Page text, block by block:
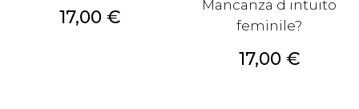
Prezzo
17,00 €
Mancanza d intuito
feminile?
Prezzo
17,00 €